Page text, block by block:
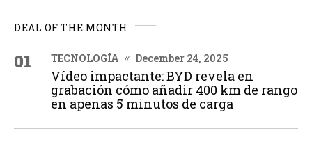
DEAL OF THE MONTH
01 TECNOLOGÍA December 24, 2025
Vídeo impactante: BYD revela en
grabación cómo añadir 400 km de rango
en apenas 5 minutos de carga